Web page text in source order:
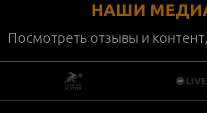
НАШИ
Посмотреть отзывы и